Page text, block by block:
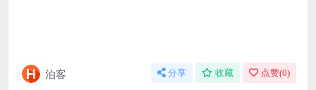
泊客 分享 收藏 点赞(0)